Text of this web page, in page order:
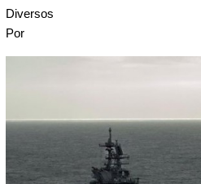
Diversos
Por